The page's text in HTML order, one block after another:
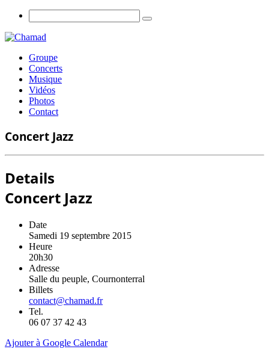
Groupe
Concerts
Musique
Vidéos
Photos
Contact
Concert Jazz
Details
Concert Jazz
Date
Samedi 19 septembre 2015
Heure
20h30
Adresse
Salle du peuple, Cournonterral
Billets
contact@chamad.fr
Tel.
06 07 37 42 43
Ajouter à Google Calendar